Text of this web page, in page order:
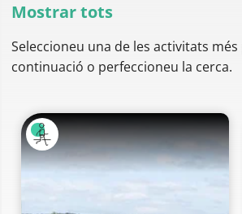
Mostrar tots
Seleccioneu una de les activitats
continuació o perfeccioneu la cerca.